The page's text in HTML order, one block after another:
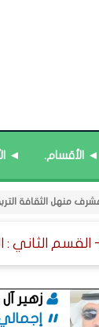
◄ الأقسام. ◄
زهير
إجمالي